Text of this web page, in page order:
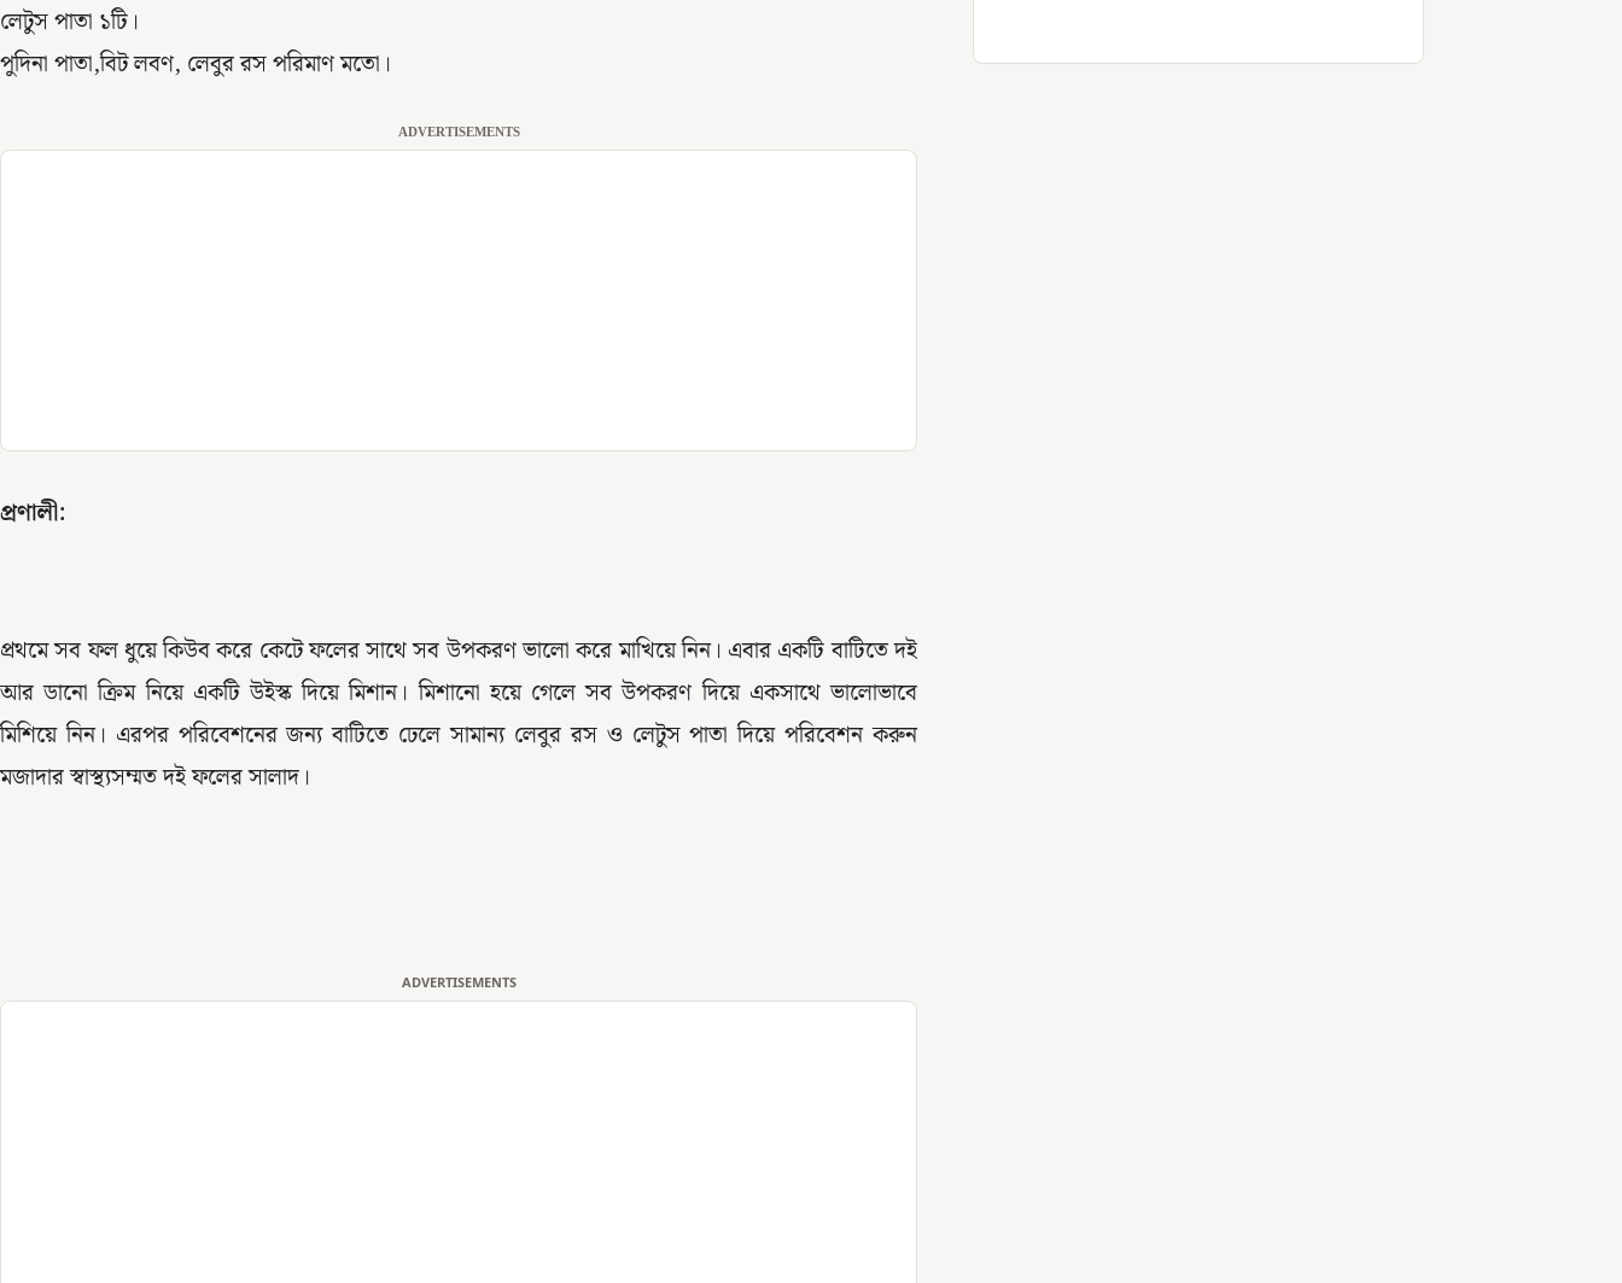
লেটুস পাতা ১টি।
পুদিনা পাতা,বিট লবণ, লেবুর রস পরিমাণ মতো।
ADVERTISEMENTS
প্রণালী:
প্রথমে সব ফল ধুয়ে কিউব করে কেটে ফলের সাথে সব উপকরণ ভালো করে মাখিয়ে নিন। এবার একটি বাটিতে দই
আর ডানো ক্রিম নিয়ে একটি উইস্ক দিয়ে মিশান। মিশানো হয়ে গেলে সব উপকরণ দিয়ে একসাথে ভালোভাবে
মিশিয়ে নিন। এরপর পরিবেশনের জন্য বাটিতে ঢেলে সামান্য লেবুর রস ও লেটুস পাতা দিয়ে পরিবেশন করুন
মজাদার স্বাস্থ্যসম্মত দই ফলের সালাদ।
ADVERTISEMENTS